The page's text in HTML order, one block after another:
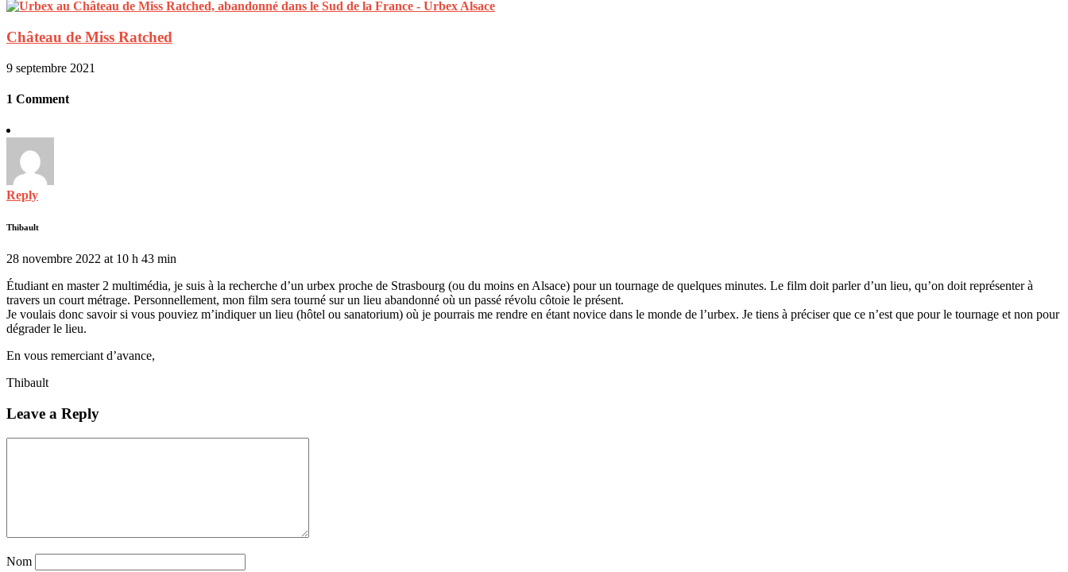
Château de Miss Ratched
9 septembre 2021
1 Comment
Reply
Thibault
28 novembre 2022 at 10 h 43 min
Étudiant en master 2 multimédia, je suis à la recherche d’un urbex proche de Strasbourg (ou du moins en Alsace) pour un tournage de quelques minutes. Le film doit parler d’un lieu, qu’on doit représenter à
travers un court métrage. Personnellement, mon film sera tourné sur un lieu abandonné où un passé révolu côtoie le présent.
Je voulais donc savoir si vous pouviez m’indiquer un lieu (hôtel ou sanatorium) où je pourrais me rendre en étant novice dans le monde de l’urbex. Je tiens à préciser que ce n’est que pour le tournage et non pour
dégrader le lieu.
En vous remerciant d’avance,
Thibault
Leave a Reply
Nom